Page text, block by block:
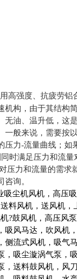
高强度、抗疲劳
构，由于其结构
油、温升低，这
一般来说，需要
力-流量曲线；
满足压力和流量
力和流量的需求
询。
尘机风机，高压
料风机，送风机
?鼓风机，高压风
风马达，吹风机
流式风机，吸气
吸尘漩涡气泵，
送料鼓风机，风